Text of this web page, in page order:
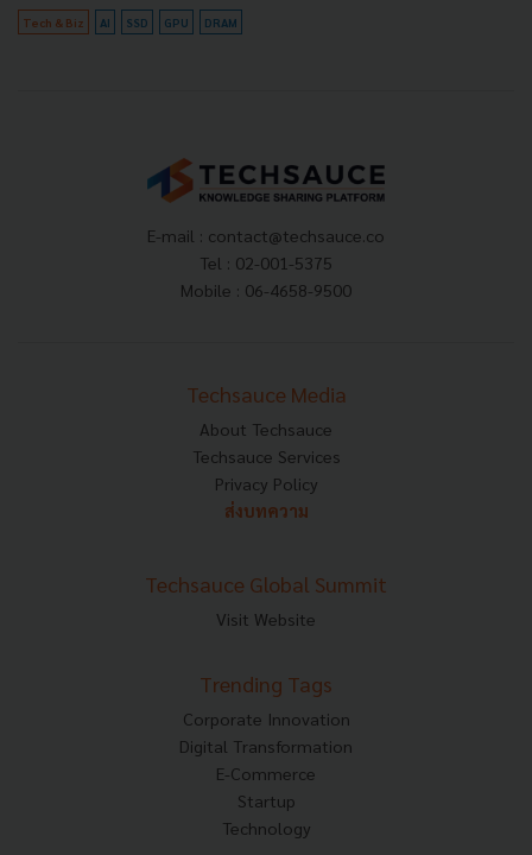
Tech & Biz AI SSD GPU DRAM
E-mail : contact@techsauce.co
Tel : 02-001-5375
Mobile : 06-4658-9500
Techsauce Media
About Techsauce
Techsauce Services
Privacy Policy
ส่งบทความ
Techsauce Global Summit
Visit Website
Trending Tags
Corporate Innovation
Digital Transformation
E-Commerce
Startup
Technology